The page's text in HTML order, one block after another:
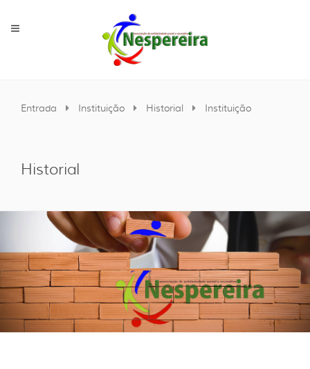
Entrada Instituição Historial Instituição
Historial